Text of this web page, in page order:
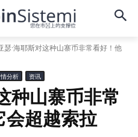
瑟·海耶斯对这种山寨币非常看好！他
分析 资讯
种山寨币非常
会超越索拉